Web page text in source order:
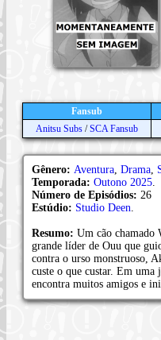
Fansub
Anitsu Subs /SCA Fansub
Gênero: Aventura Drama
Temporada: Outono 2025
Número de Episódios: 26
Estúdio: Studio Deen
Resumo: Um cão chamado
grande líder de Ouu que
contra o urso monstruoso,
custe o que custar. Em uma
encontra muitos amigos e